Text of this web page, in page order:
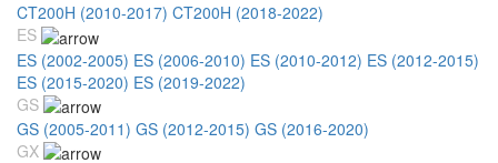
CT200H (2010-2017) CT200H (2018-2022)
ES
ES (2002-2005) ES (2006-2010) ES (2010-2012) ES (2012-2015)
ES (2015-2020) ES (2019-2022)
GS
GS (2005-2011) GS (2012-2015) GS (2016-2020)
GX